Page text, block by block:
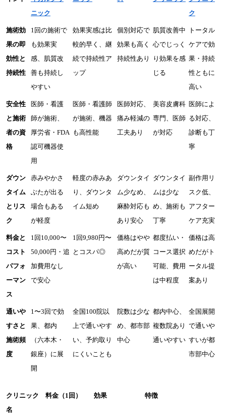
ニック
ク
施術効
果の即
効性と
持続性
1回の施術で
も効果実
感、肌質改
善も持続し
やすい
効果実感は比
較的早く、継
続で持続性ア
ップ
個別対応で
効果も高く
持続性あり
肌質改善中
心でじっく
り効果を感
じる
トータル
ケアで効
果・持続
性ともに
高い
安全性
と施術
者の資
格
医師・看護
師が施術、
厚労省・FDA
認可機器使
用
医師・看護師
が施術、機器
も高性能
医師対応、
痛み軽減の
工夫あり
美容皮膚科
専門、医師
が対応
医師によ
る対応、
診断も丁
寧
ダウン
タイム
とリス
ク
赤みやかさ
ぶたが出る
場合もある
が軽度
軽度の赤みあ
り、ダウンタ
イム短め
ダウンタイ
ム少なめ、
麻酔対応も
あり安心
ダウンタイ
ムは少な
め、施術も
丁寧
副作用リ
スク低、
アフター
ケア充実
料金と
コスト
パフォ
ーマン
ス
1回10,000〜
50,000円・追
加費用なし
で安心
1回9,980円〜
とコスパ◎
価格はやや
高めだが質
が高い
都度払い・
コース選択
可能、費用
は中程度
価格は高
めだがト
ータル提
案あり
通いや
すさと
施術頻
度
1〜3回で効
果、都内
（六本木・
銀座）に展
開
全国100院以
上で通いやす
い、予約取り
にくいことも
院数は少な
め、都市部
中心
都内中心、
複数院あり
通いやすい
全国展開
で通いや
すいが都
市部中心
クリニック
名
料金（1回） 効果 特徴